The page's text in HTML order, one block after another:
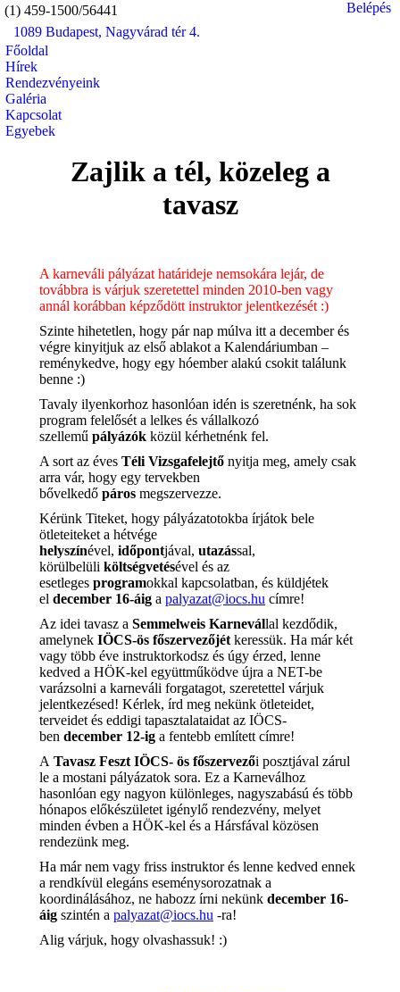
(1) 459-1500/56441
1089 Budapest, Nagyvárad tér 4.
Belépés
Főoldal
Hírek
Rendezvényeink
Galéria
Kapcsolat
Egyebek
Zajlik a tél, közeleg a
tavasz
A karneváli pályázat határideje nemsokára lejár, de
továbbra is várjuk szeretettel minden 2010-ben vagy
annál korábban képződött instruktor jelentkezését :)
Szinte hihetetlen, hogy pár nap múlva itt a december és
végre kinyitjuk az első ablakot a Kalendáriumban –
reménykedve, hogy egy hóember alakú csokit találunk
benne :)
Tavaly ilyenkorhoz hasonlóan idén is szeretnénk, ha sok
program felelősét a lelkes és vállalkozó
szellemű pályázók közül kérhetnénk fel.
A sort az éves Téli Vizsgafelejtő nyitja meg, amely csak
arra vár, hogy egy tervekben
bővelkedő páros megszervezze.
Kérünk Titeket, hogy pályázatotokba írjátok bele
ötleteiteket a hétvége
helyszínével, időpontjával, utazással,
körülbelüli költségvetésével és az
esetleges programokkal kapcsolatban, és küldjétek
el december 16-áig a palyazat@iocs.hu címre!
Az idei tavasz a Semmelweis Karnevállal kezdődik,
amelynek IÖCS-ös főszervezőjét keressük. Ha már két
vagy több éve instruktorkodsz és úgy érzed, lenne
kedved a HÖK-kel együttműködve újra a NET-be
varázsolni a karneváli forgatagot, szeretettel várjuk
jelentkezésed! Kérlek, írd meg nekünk ötleteidet,
terveidet és eddigi tapasztalataidat az IÖCS-
ben december 12-ig a fentebb említett címre!
A Tavasz Feszt IÖCS- ös főszervezői posztjával zárul
le a mostani pályázatok sora. Ez a Karneválhoz
hasonlóan egy nagyon különleges, nagyszabású és több
hónapos előkészületet igénylő rendezvény, melyet
minden évben a HÖK-kel és a Hársfával közösen
rendezünk meg.
Ha már nem vagy friss instruktor és lenne kedved ennek
a rendkívül elegáns eseménysorozatnak a
koordinálásához, ne habozz írni nekünk december 16-
áig szintén a palyazat@iocs.hu -ra!
Alig várjuk, hogy olvashassuk! :)